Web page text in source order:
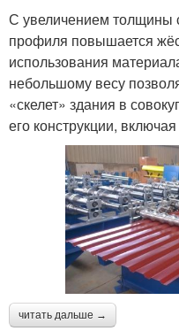
С увеличением толщины
профиля повышается
использования
небольшому весу
«скелет» здания в
его конструкции,
читать дальше →